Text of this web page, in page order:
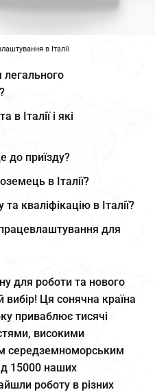
в Італії
легального
в Італії і які
до приїзду?
в Італії?
кваліфікацію в Італії?
для
для роботи та нового
Ця сонячна країна
приваблює тисячі
високими
середземноморським
15000 наших
роботу в різних